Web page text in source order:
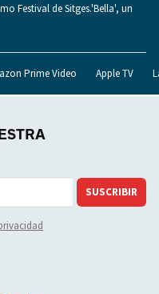
Festival de Sitges.'Bella', un
Prime Video Apple TV
SUSCRIBIR